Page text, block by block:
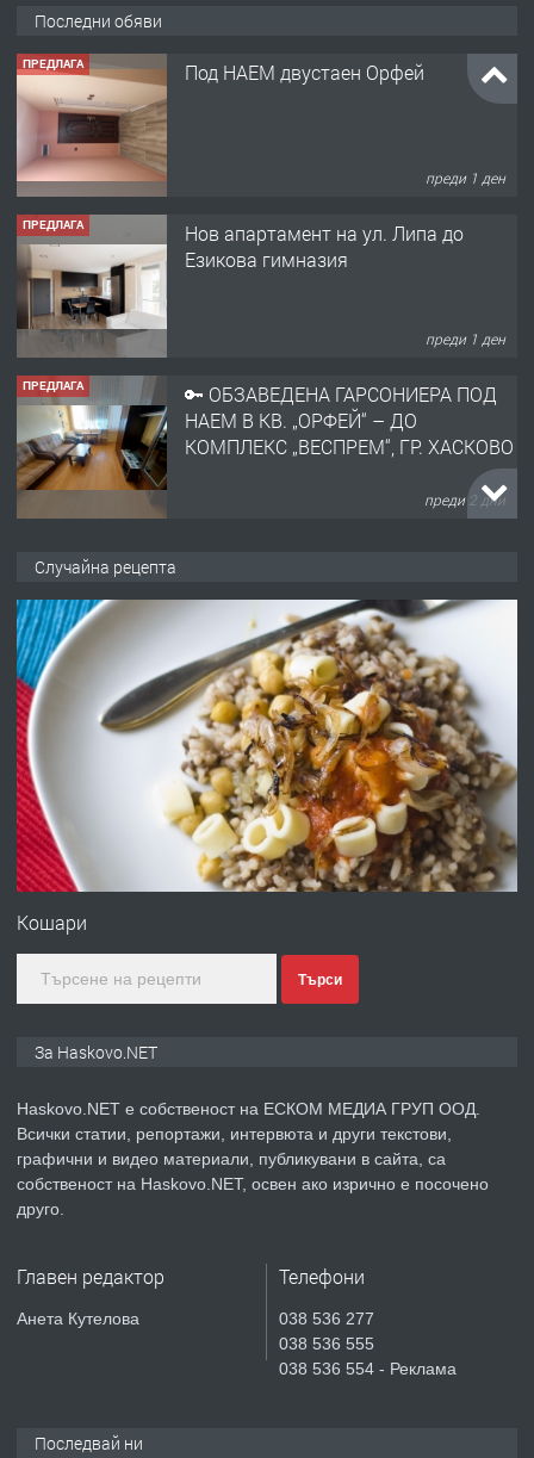
Последни обяви
ПРЕДЛАГА Под НАЕМ двустаен Орфей
преди 1 ден
ПРЕДЛАГА
Нов апартамент на ул. Липа до
Езикова гимназия
преди 1 ден
ПРЕДЛАГА
🔑 ОБЗАВЕДЕНА ГАРСОНИЕРА ПОД
НАЕМ В КВ. „ОРФЕЙ“ – ДО
КОМПЛЕКС „ВЕСПРЕМ“, ГР. ХАСКОВО
преди 2 дни
АПАРТАМЕНТ В ЦЕНТЪРА НА ГР.
ХАСКОВО
преди 3 дни
ПРЕДЛАГА Давам гараж под наем
преди 3 дни
ПРЕДЛАГА
№4120 Магазин/Офис под наем в кв.
преди 4 дни
ПРЕДЛАГА
Продавам парцел в гр. Хасково кв.
СГЛОБЯВАНЕ НА МЕБЕЛИ.
Случайна рецепта
Кoшари
Търси
За Haskovo.NET
Haskovo.NET е собственост на ЕСКОМ МЕДИА ГРУП ООД.
Всички статии, репортажи, интервюта и други текстови,
графични и видео материали, публикувани в сайта, са
собственост на Haskovo.NET, освен ако изрично е посочено
друго.
Главен редактор
Анета Кутелова
Телефони
038 536 277
038 536 555
038 536 554 - Реклама
Последвай ни